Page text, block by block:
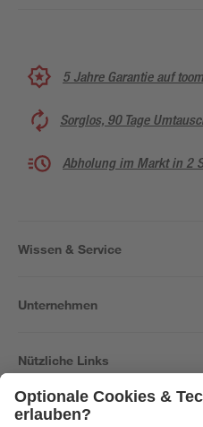
5 Jahre Garantie auf
Sorglos, 90 Tage
Abholung im Markt in 2
Wissen & Service
Unternehmen
Nützliche Links